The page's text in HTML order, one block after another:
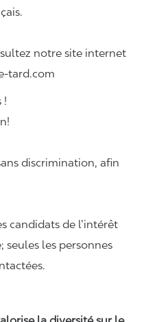
notre site internet
tard.com
!
discrimination, afin
candidats de l’intérêt
seules les personnes